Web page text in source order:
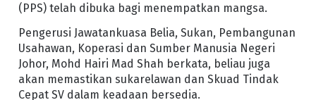
(PPS) telah dibuka bagi menempatkan mangsa.
Pengerusi Jawatankuasa Belia, Sukan, Pembangunan
Usahawan, Koperasi dan Sumber Manusia Negeri
Johor, Mohd Hairi Mad Shah berkata, beliau juga
akan memastikan sukarelawan dan Skuad Tindak
Cepat SV dalam keadaan bersedia.